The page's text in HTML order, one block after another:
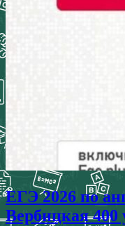
ЕГЭ 2026 по
Вербицкая 400